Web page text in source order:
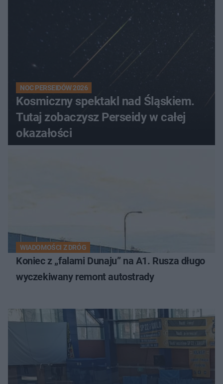
NOC PERSEIDÓW 2026
Kosmiczny spektakl nad Śląskiem.
Tutaj zobaczysz Perseidy w całej
okazałości
WIADOMOŚCI Z DRÓG
Koniec z „falami Dunaju” na A1. Rusza długo
wyczekiwany remont autostrady